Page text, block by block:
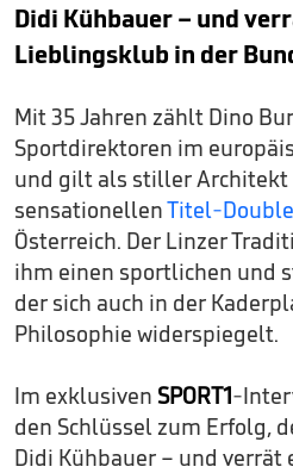
Didi Kühbauer – und
Lieblingsklub in der
Mit 35 Jahren zählt Dino
Sportdirektoren im
und gilt als stiller
sensationellenTitel-Double
Österreich. Der Linzer
ihm einen sportlichen und
der sich auch in der
Philosophie widerspiegelt.
Im exklusiven SPORT1-
den Schlüssel zum Erfolg,
Didi Kühbauer – und verrät